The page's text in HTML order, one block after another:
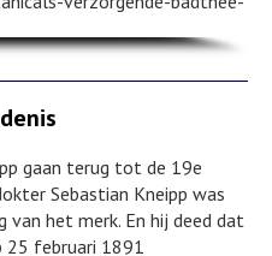
gaan terug tot de 19e
Sebastian Kneipp was
het merk. En hij deed dat
25 februari 1891